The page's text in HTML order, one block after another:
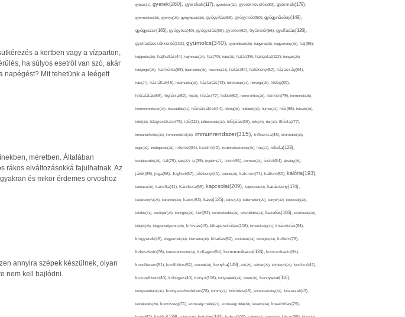
a kertben vagy a vízparton,
ha súlyos esetről van szó, akár
napégést? Mit tehetünk a leégett
méretben. Általában
rákos elváltozásokká fajulhatnak. Az
és mikor érdemes orvoshoz
annyira szépek készülnek, olyan
nem kell bajlódni.
gyász(31), gyerek(260), gyerekek(117), gyerekkor(32), gyereknevelés(83), gyermek(179),
gyermekkor(36), gyertya(28), gyógyászat(36), gyógyítás(69), gyógymód(50), gyógynövény(149),
gyógyszer(165), gyógytea(40), gyógyulás(85), gyomor(62), Gyömbér(66), gyulladás(126),
gyulladáscsökkentő(102), gyümölcs(340), gyümölcslé(28), hagyma(28), hagyomány(36), haj(85),
hajápolás(36), hajhullás(44), hajmosás(24), hal(70), hála(25), halál(39), hangulat(112), hányás(25),
hányinger(25), harmónia(69), hasmenés(35), hasznos(24), hatás(84), hatékony(52), házasság(64),
házi(27), háziállat(48), házimunka(28), háztartás(43), hétköznap(24), hétvége(25), hideg(80),
hidratálás(69), higiénia(52), hit(26), hízás(77), hobbi(62), home office(26), hormon(79), hormonok(25),
hormonrendszer(24), hozzáállás(31), hőmérséklet(44), hőség(36), hulladék(33), humor(24), hús(86), húsvét(36),
hűtő(30), idegrendszer(75), idő(111), időbeosztás(32), időjárás(69), idős(24), illat(30), illóolaj(77),
immunerősítés(30), immunerősítő(36), immunrendszer(315), influenza(45), információ(33),
inger(29), intelligencia(28), internet(64), inzulin(42), inzulinrezisztencia(35), írás(27), iskola(123),
iskolakezdés(25), ital(75), ivás(27), íz(39), izgalom(27), izom(91), izomzat(24), ízület(54), járvány(35),
játék(89), jóga(56), Joghurt(67), jótékony(41), kaland(28), kalcium(71), kálium(50), kalória(193),
kamasz(30), kamilla(41), Kánikula(59), kapcsolat(209), káposzta(24), karácsony(174),
karácsonyfa(25), karantén(34), káros(53), kávé(125), keksz(29), kellemetlen(29), kenyér(32), képesség(28),
kérdés(31), kerékpár(25), keringés(26), kert(52), kertészkedés(26), készülődés(24), kezelés(166), kézmosás(28),
kiégés(25), kiegyensúlyozott(26), kihívás(43), kikapcsolódás(106), kimerültség(31), kirándulás(84),
kisgyerek(45), kisgyermek(34), kismama(38), kitartás(50), kockázat(34), kocogás(24), koffein(76),
koleszterin(76), koleszterinszint(24), kollagén(54), kommunikáció(124), koncentráció(94),
konditerem(51), konfliktus(52), kontroll(28), konyha(149), kór(25), kórház(29), kórokozó(24), kortizol(41),
kozmetikum(40), köhögés(40), könyv(106), könyvajánló(24), köret(30), környezet(116),
környezetbarát(31), környezetvédelem(78), köröm(27), kötődés(49), következmény(33), közérzet(43),
közlekedés(26), közösség(71), közösségi média(27), közösségi oldal(38), kreatív(34), kreativitás(79),